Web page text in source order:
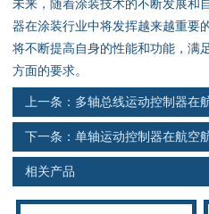
未来，随着涂装技术的不断发展和
器在涂装行业中将发挥越来越重要
将不断提高自身的性能和功能，满
方面的要求。
上一条： 多轴总线运动控制器在
下一条： 单轴运动控制器在航空
相关产品